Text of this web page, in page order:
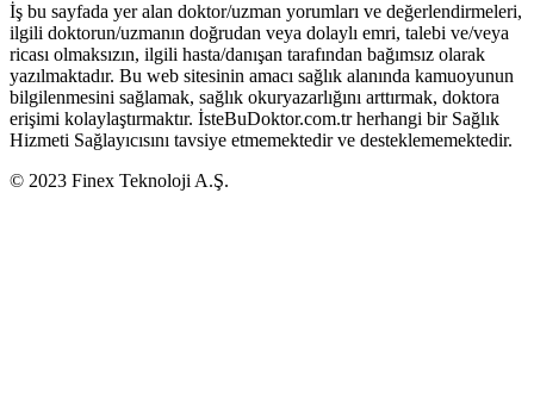
İş bu sayfada yer alan doktor/uzman yorumları ve değerlendirmeleri,
ilgili doktorun/uzmanın doğrudan veya dolaylı emri, talebi ve/veya
ricası olmaksızın, ilgili hasta/danışan tarafından bağımsız olarak
yazılmaktadır. Bu web sitesinin amacı sağlık alanında kamuoyunun
bilgilenmesini sağlamak, sağlık okuryazarlığını arttırmak, doktora
erişimi kolaylaştırmaktır. İsteBuDoktor.com.tr herhangi bir Sağlık
Hizmeti Sağlayıcısını tavsiye etmemektedir ve desteklememektedir.
© 2023 Finex Teknoloji A.Ş.